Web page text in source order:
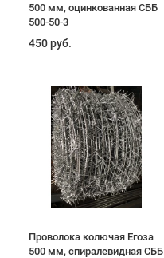
500 мм, оцинкованная СББ
500-50-3
450 руб.
Проволока колючая Егоза
500 мм, спиралевидная СББ